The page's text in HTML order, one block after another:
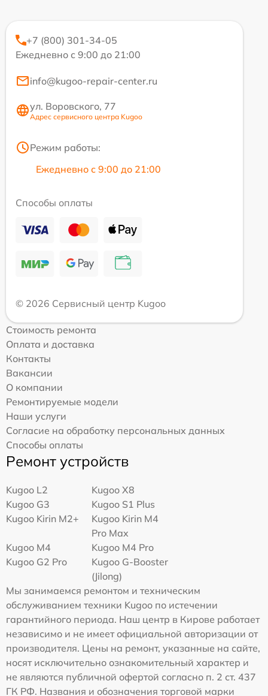
+7 (800) 301-34-05
Ежедневно с 9:00 до 21:00
info@kugoo-repair-center.ru
ул. Воровского, 77
Адрес сервисного центра Kugoo
Режим работы:
Ежедневно с 9:00 до 21:00
Способы оплаты
© 2026 Сервисный центр Kugoo
Стоимость ремонта
Оплата и доставка
Контакты
Вакансии
О компании
Ремонтируемые модели
Наши услуги
Согласие на обработку персональных данных
Способы оплаты
Ремонт устройств
Kugoo L2
Kugoo X8
Kugoo G3
Kugoo S1 Plus
Kugoo Kirin M2+
Kugoo Kirin M4
Pro Max
Kugoo M4
Kugoo M4 Pro
Kugoo G2 Pro
Kugoo G-Booster
(Jilong)
Мы занимаемся ремонтом и техническим
обслуживанием техники Kugoo по истечении
гарантийного периода. Наш центр в Кирове работает
независимо и не имеет официальной авторизации от
производителя. Цены на ремонт, указанные на сайте,
носят исключительно ознакомительный характер и
не являются публичной офертой согласно п. 2 ст. 437
ГК РФ. Названия и обозначения торговой марки